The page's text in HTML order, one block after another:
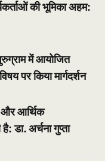
की भूमिका अहम:
में आयोजित
पर किया मार्गदर्शन
और आर्थिक
डा. अर्चना गुप्ता